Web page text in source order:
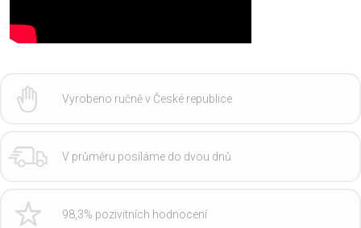
Vyrobeno ručně v České republice
V průměru posíláme do dvou dnů
98,3% pozivitních hodnocení